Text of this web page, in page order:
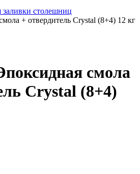
столешниц
+ отвердитель Crystal (8+4) 12 кг
смола
Crystal (8+4)